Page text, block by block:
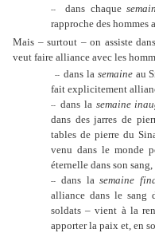
-- dans chaque
rapproche des hommes
Mais – surtout – on assiste
veut faire alliance avec les
-- dans la semaineau
fait explicitement
-- dans la semaine
dans des jarres de
tables de pierre du
venu dans le monde
éternelle dans son
-- dans lasemaine
alliance dans le
soldats – vient à la
apporter la paix et, en